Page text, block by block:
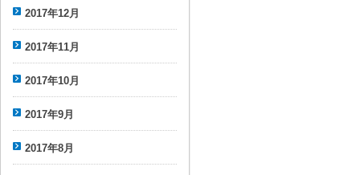
2017年12月
2017年11月
2017年10月
2017年9月
2017年8月